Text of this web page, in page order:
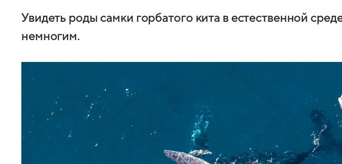
Увидеть роды самки горбатого кита в естественной
немногим.